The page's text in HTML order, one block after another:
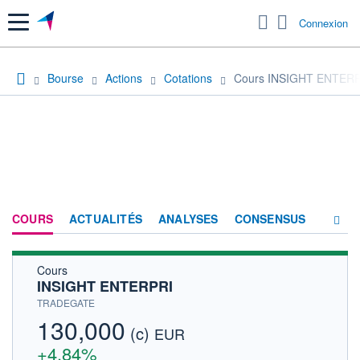
Menu Connexion
Bourse Actions Cotations Cours INSIGHT
COURS ACTUALITÉS ANALYSES CONSENSUS
ACTIONNAIRES
Cours
INSIGHT ENTERPRI
TRADEGATE
130,000 (c) EUR
+4,84%